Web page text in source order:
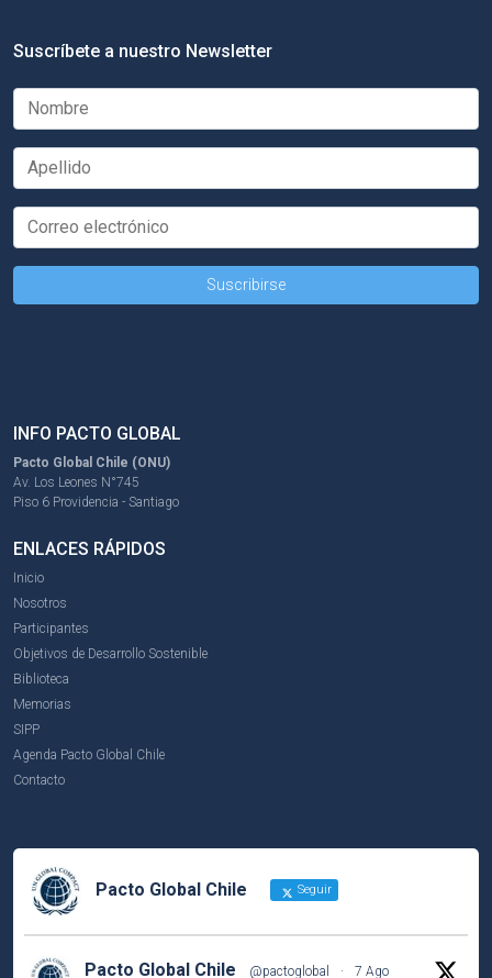
Suscríbete a nuestro Newsletter
INFO PACTO GLOBAL
Pacto Global Chile (ONU)
Av. Los Leones N°745
Piso 6 Providencia - Santiago
ENLACES RÁPIDOS
Inicio
Nosotros
Participantes
Objetivos de Desarrollo Sostenible
Biblioteca
Memorias
SIPP
Agenda Pacto Global Chile
Contacto
Pacto Global Chile Seguir
Pacto Global Chile @pactoglobal · 7 Ago